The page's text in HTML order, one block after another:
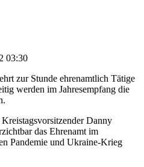
03:30
zur Stunde ehrenamtlich Tätige
werden im Jahresempfang die
Danny
das Ehrenamt im
Pandemie und Ukraine-Krieg